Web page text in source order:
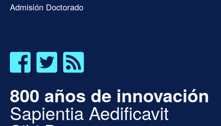
Admisión Doctorado
800 años de innovación
Sapientia Aedificavit